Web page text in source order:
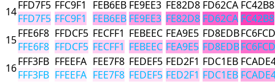
14FFD7F5
FFD7F5
FFC9F1
FFC9F1
FEB6EB
FEB6EB
FE9EE3
FE9EE3
FE82D8
FE82D8
FD62CA
FD62CA
FC42B8
FC42B8
15FFE6F8
FFE6F8
FFDCF5
FFDCF5
FECFF1
FECFF1
FEBEEC
FEBEEC
FEA9E5
FEA9E5
FD8EDB
FD8EDB
FC6FCD
FC6FCD
16FFF3FB
FFF3FB
FFEEFA
FFEEFA
FEE7F8
FEE7F8
FEDEF5
FEDEF5
FED2F1
FED2F1
FDC1EB
FDC1EB